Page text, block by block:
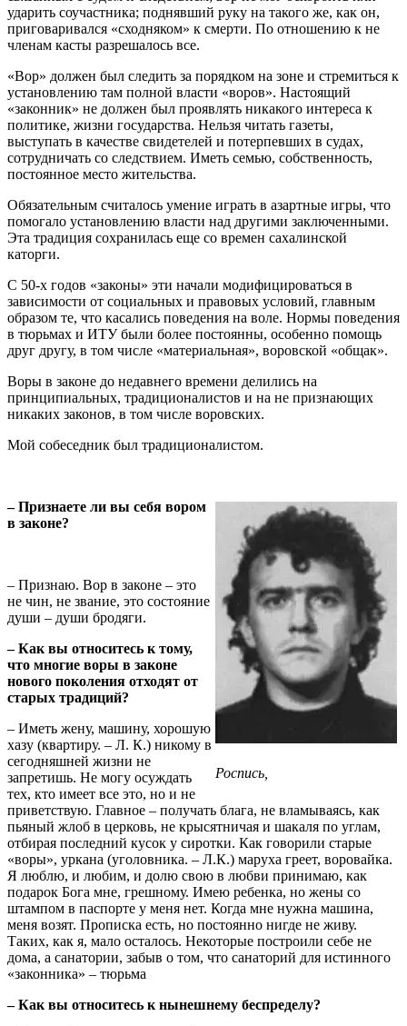
ударить соучастника; поднявший руку на такого же, как он,
приговаривался «сходняком» к смерти. По отношению к не
членам касты разрешалось все.
«Вор» должен был следить за порядком на зоне и стремиться к
установлению там полной власти «воров». Настоящий
«законник» не должен был проявлять никакого интереса к
политике, жизни государства. Нельзя читать газеты,
выступать в качестве свидетелей и потерпевших в судах,
сотрудничать со следствием. Иметь семью, собственность,
постоянное место жительства.
Обязательным считалось умение играть в азартные игры, что
помогало установлению власти над другими заключенными.
Эта традиция сохранилась еще со времен сахалинской
каторги.
С 50-х годов «законы» эти начали модифицироваться в
зависимости от социальных и правовых условий, главным
образом те, что касались поведения на воле. Нормы поведения
в тюрьмах и ИТУ были более постоянны, особенно помощь
друг другу, в том числе «материальная», воровской «общак».
Воры в законе до недавнего времени делились на
принципиальных, традиционалистов и на не признающих
никаких законов, в том числе воровских.
Мой собеседник был традиционалистом.
Роспись,
– Признаете ли вы себя вором
в законе?
– Признаю. Вор в законе – это
не чин, не звание, это состояние
души – души бродяги.
– Как вы относитесь к тому,
что многие воры в законе
нового поколения отходят от
старых традиций?
– Иметь жену, машину, хорошую
хазу (квартиру. – Л. К.) никому в
сегодняшней жизни не
запретишь. Не могу осуждать
тех, кто имеет все это, но и не
приветствую. Главное – получать блага, не вламываясь, как
пьяный жлоб в церковь, не крысятничая и шакаля по углам,
отбирая последний кусок у сиротки. Как говорили старые
«воры», уркана (уголовника. – Л.К.) маруха греет, воровайка.
Я люблю, и любим, и долю свою в любви принимаю, как
подарок Бога мне, грешному. Имею ребенка, но жены со
штампом в паспорте у меня нет. Когда мне нужна машина,
меня возят. Прописка есть, но постоянно нигде не живу.
Таких, как я, мало осталось. Некоторые построили себе не
дома, а санатории, забыв о том, что санаторий для истинного
«законника» – тюрьма
– Как вы относитесь к нынешнему беспределу?